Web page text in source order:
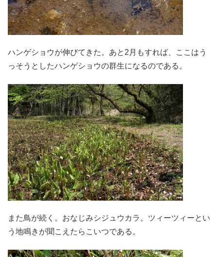
ハンゲショウが伸びてきた。あと2月もすれば、ここはう
っそうとしたハンゲショウの群生になるのである。
また鳥が続く。おなじみシジュウカラ。ツィーツィーとい
う地鳴きが聞こえたらこいつである。